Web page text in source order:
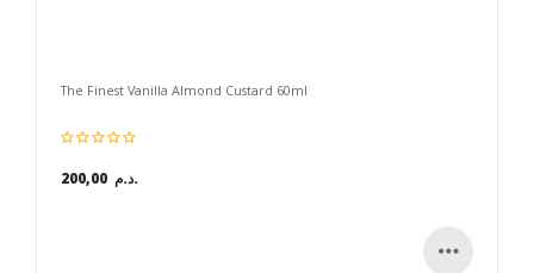
The Finest Vanilla Almond Custard 60ml
200,00 د.م.